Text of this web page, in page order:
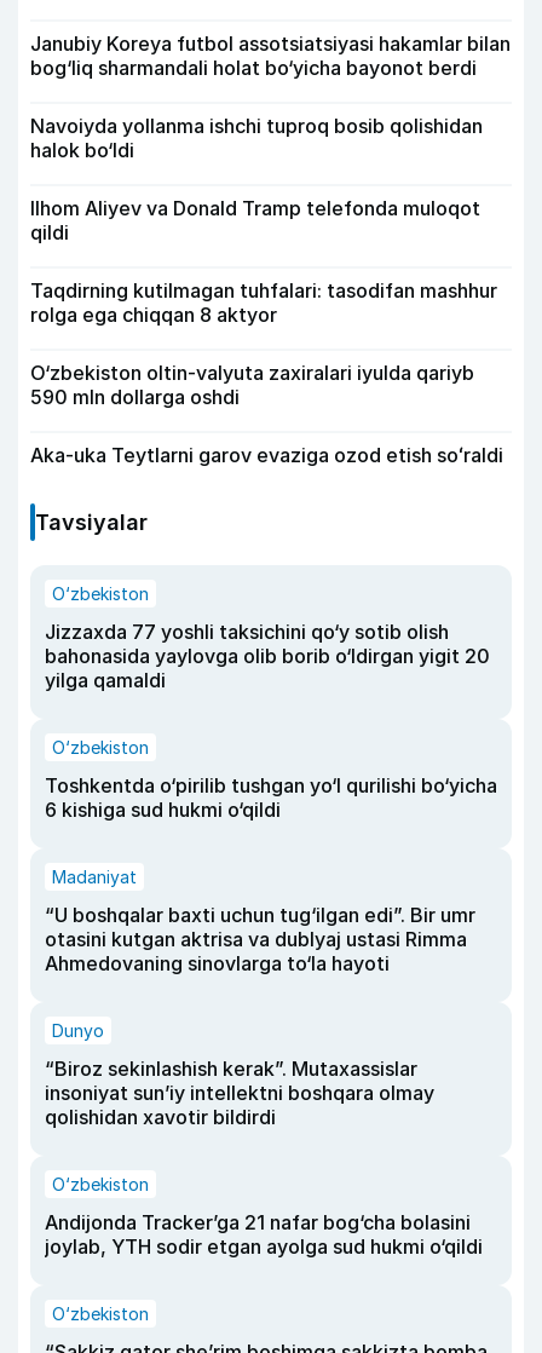
Janubiy Koreya futbol assotsiatsiyasi hakamlar bilan
bog‘liq sharmandali holat bo‘yicha bayonot berdi
Navoiyda yollanma ishchi tuproq bosib qolishidan
halok bo‘ldi
Ilhom Aliyev va Donald Tramp telefonda muloqot
qildi
Taqdirning kutilmagan tuhfalari: tasodifan mashhur
rolga ega chiqqan 8 aktyor
O‘zbekiston oltin-valyuta zaxiralari iyulda qariyb
590 mln dollarga oshdi
Aka-uka Teytlarni garov evaziga ozod etish soʻraldi
Tavsiyalar
O‘zbekiston
Jizzaxda 77 yoshli taksichini qo‘y sotib olish
bahonasida yaylovga olib borib o‘ldirgan yigit 20
yilga qamaldi
O‘zbekiston
Toshkentda o‘pirilib tushgan yo‘l qurilishi bo‘yicha
6 kishiga sud hukmi o‘qildi
Madaniyat
“U boshqalar baxti uchun tug‘ilgan edi”. Bir umr
otasini kutgan aktrisa va dublyaj ustasi Rimma
Ahmedovaning sinovlarga to‘la hayoti
Dunyo
“Biroz sekinlashish kerak”. Mutaxassislar
insoniyat sun’iy intellektni boshqara olmay
qolishidan xavotir bildirdi
O‘zbekiston
Andijonda Tracker’ga 21 nafar bog‘cha bolasini
joylab, YTH sodir etgan ayolga sud hukmi o‘qildi
O‘zbekiston